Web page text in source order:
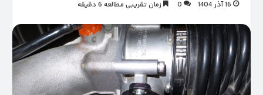
16 آذر 1404 0 زمان تقریبی مطالعه 6 دقیقه